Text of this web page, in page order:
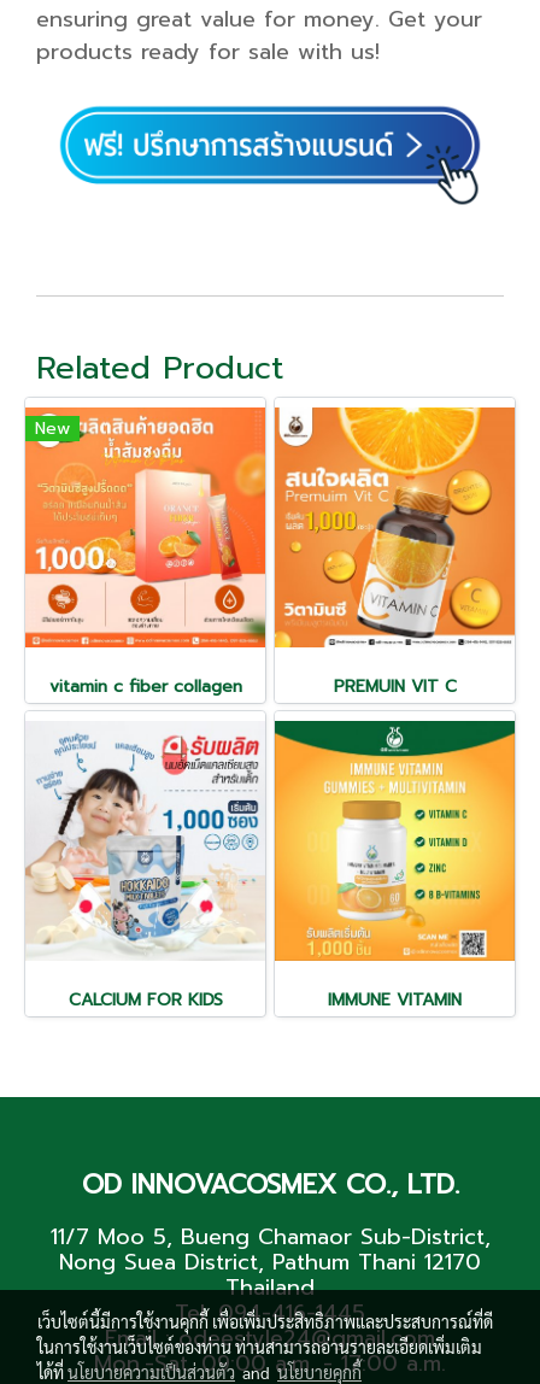
ensuring great value for money. Get your
products ready for sale with us!
Related Product
New
vitamin c fiber collagen PREMUIN VIT C
CALCIUM FOR KIDS IMMUNE VITAMIN
OD INNOVACOSMEX CO., LTD.
11/7 Moo 5, Bueng Chamaor Sub-District,
Nong Suea District, Pathum Thani 12170
Thailand
Tel. 094-416-1445
Email : odeestyle24@gmail.com
Mon.-Sat. 09:00 a.m. - 17:00 a.m.
เว็บไซต์นี้มีการใช้งานคุกกี้ เพื่อเพิ่มประสิทธิภาพและประสบการณ์ที่ดี
ในการใช้งานเว็บไซต์ของท่าน ท่านสามารถอ่านรายละเอียดเพิ่มเติม
ได้ที่นโยบายความเป็นส่วนตัวandนโยบายคุกกี้